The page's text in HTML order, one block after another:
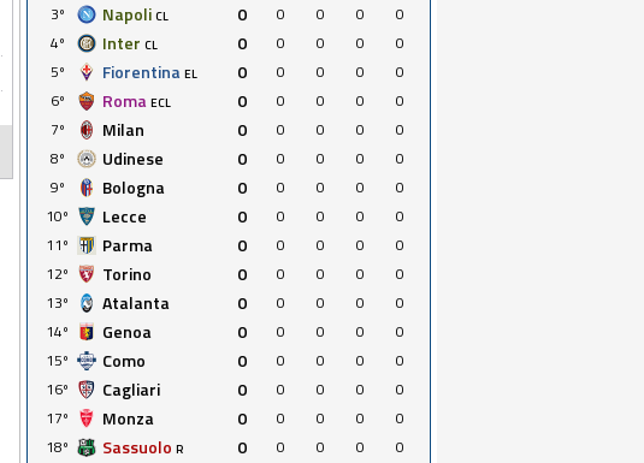
3º
Napoli CL 0 0 0 0
0
4º
Inter CL 0 0 0 0
0
5º
Fiorentina EL 0 0 0 0
0
6º
Roma ECL 0 0 0 0
0
7º
Milan 0 0 0 0
0
8º
Udinese 0 0 0 0
0
9º
Bologna 0 0 0 0
0
10º
Lecce 0 0 0 0
0
11º
Parma 0 0 0 0
0
12º
Torino 0 0 0 0
0
13º
Atalanta 0 0 0 0
0
14º
Genoa 0 0 0 0
0
15º
Como 0 0 0 0
0
16º
Cagliari 0 0 0 0
0
17º
Monza 0 0 0 0
0
18º
Sassuolo R 0 0 0 0 0